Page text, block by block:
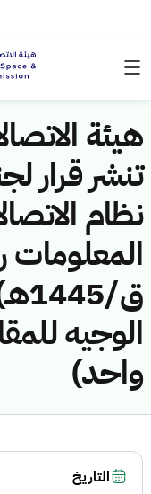
هيئة
تنشر قرار
نظام
ق/
الوجيه
واحد)
التاريخ